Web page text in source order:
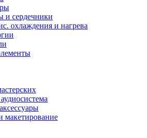
и сердечники
охлаждения и нагрева
макетирование